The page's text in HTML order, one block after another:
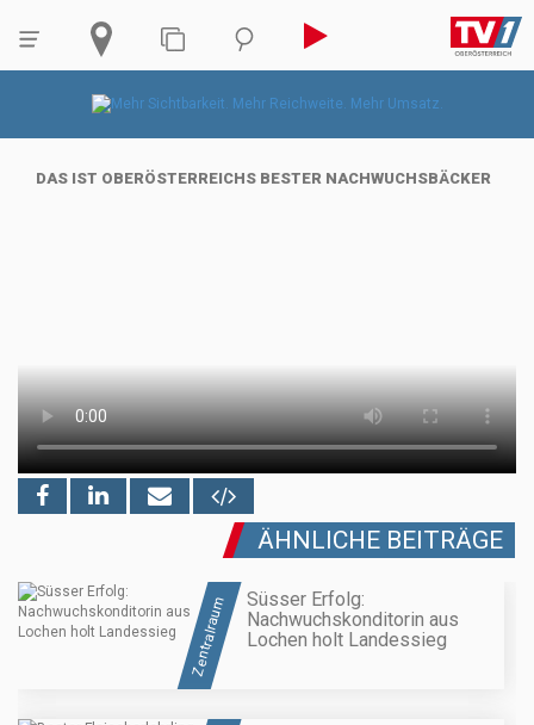
DAS IST OBERÖSTERREICHS BESTER NACHWUCHSBÄCKER
ÄHNLICHE BEITRÄGE
Zentralraum
Süsser Erfolg:
Nachwuchskonditorin aus
Lochen holt Landessieg